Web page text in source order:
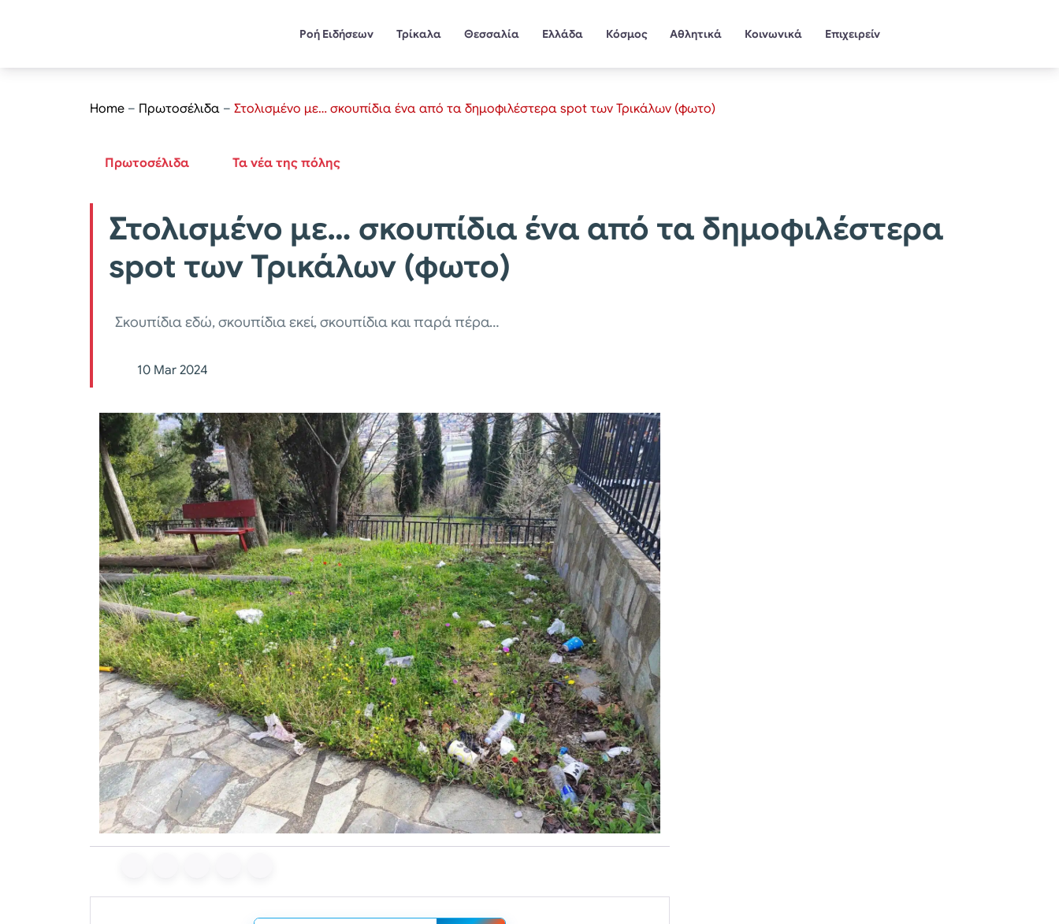
Ροή Ειδήσεων Τρίκαλα Θεσσαλία Ελλάδα Κόσμος Αθλητικά Κοινωνικά Επιχειρείν
Home – Πρωτοσέλιδα – Στολισμένο με… σκουπίδια ένα από τα δημοφιλέστερα spot των Τρικάλων (φωτο)
Πρωτοσέλιδα Τα νέα της πόλης
Στολισμένο με… σκουπίδια ένα από τα δημοφιλέστερα
spot των Τρικάλων (φωτο)
Σκουπίδια εδώ, σκουπίδια εκεί, σκουπίδια και παρά πέρα…
10 Mar 2024